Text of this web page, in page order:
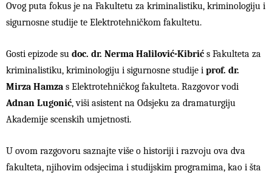
Ovog puta fokus je na Fakultetu za kriminalistiku, kriminologiju i
sigurnosne studije te Elektrotehničkom fakultetu.
Gosti epizode su doc. dr. Nerma Halilović-Kibrić s Fakulteta za
kriminalistiku, kriminologiju i sigurnosne studije i prof. dr.
Mirza Hamza s Elektrotehničkog fakulteta. Razgovor vodi
Adnan Lugonić, viši asistent na Odsjeku za dramaturgiju
Akademije scenskih umjetnosti.
U ovom razgovoru saznajte više o historiji i razvoju ova dva
fakulteta, njihovim odsjecima i studijskim programima, kao i šta